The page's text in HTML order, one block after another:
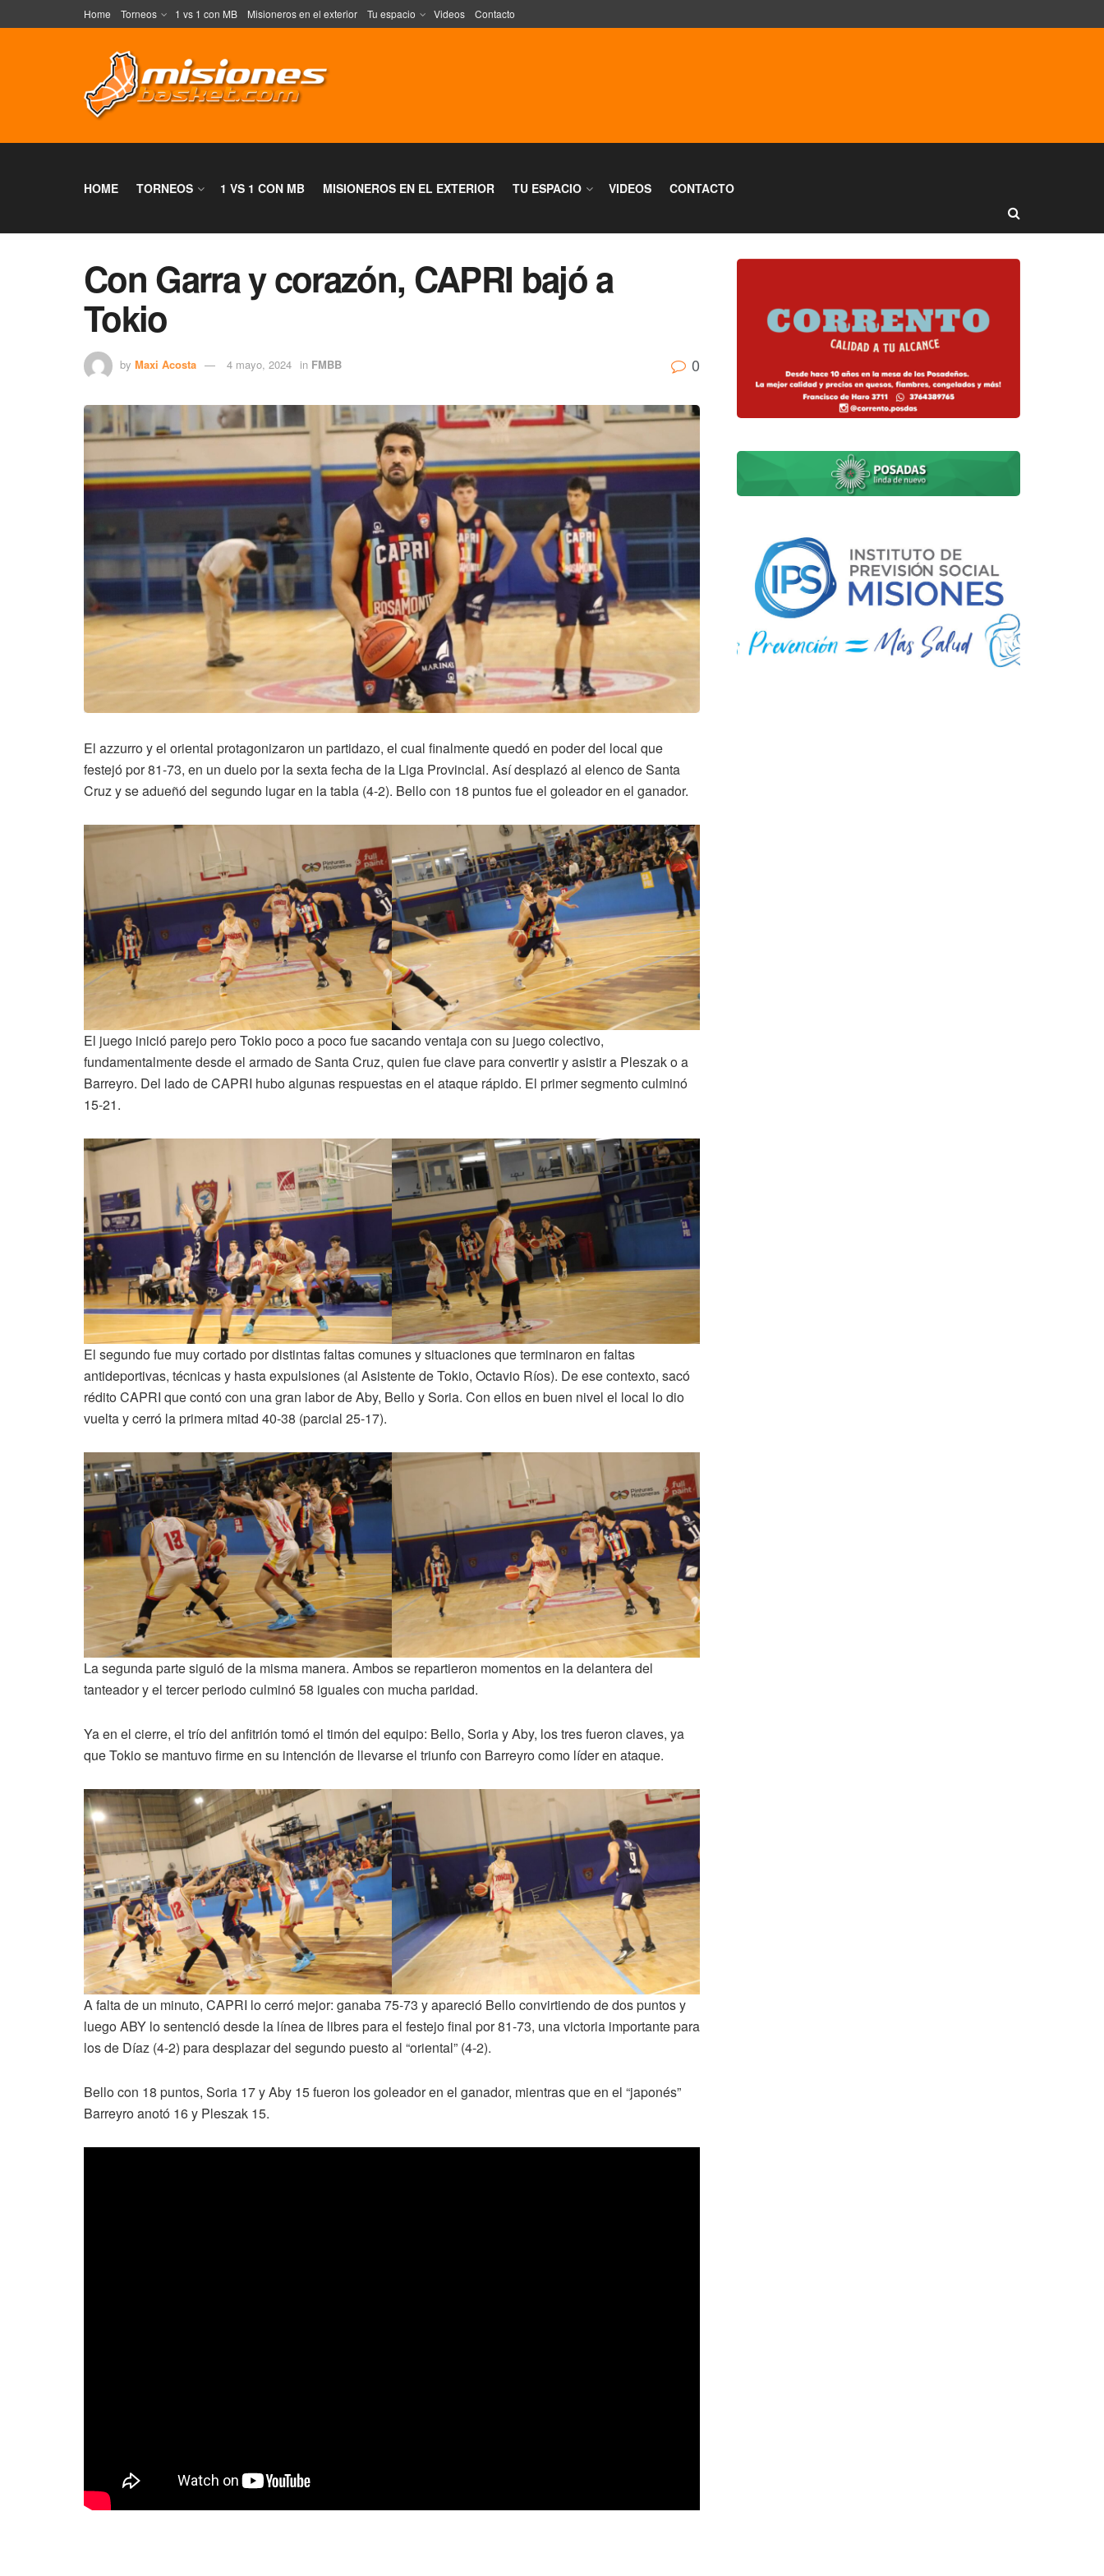
Home Torneos 1 vs 1 con MB Misioneros en el exterior Tu espacio Videos Contacto
HOME TORNEOS 1 VS 1 CON MB MISIONEROS EN EL EXTERIOR TU ESPACIO VIDEOS CONTACTO
Con Garra y corazón, CAPRI bajó a
Tokio
by Maxi Acosta 4 mayo, 2024 in FMBB 0
El azzurro y el oriental protagonizaron un partidazo, el cual finalmente quedó en poder del local que
festejó por 81-73, en un duelo por la sexta fecha de la Liga Provincial. Así desplazó al elenco de Santa
Cruz y se adueñó del segundo lugar en la tabla (4-2). Bello con 18 puntos fue el goleador en el ganador.
El juego inició parejo pero Tokio poco a poco fue sacando ventaja con su juego colectivo,
fundamentalmente desde el armado de Santa Cruz, quien fue clave para convertir y asistir a Pleszak o a
Barreyro. Del lado de CAPRI hubo algunas respuestas en el ataque rápido. El primer segmento culminó
15-21.
El segundo fue muy cortado por distintas faltas comunes y situaciones que terminaron en faltas
antideportivas, técnicas y hasta expulsiones (al Asistente de Tokio, Octavio Ríos). De ese contexto, sacó
rédito CAPRI que contó con una gran labor de Aby, Bello y Soria. Con ellos en buen nivel el local lo dio
vuelta y cerró la primera mitad 40-38 (parcial 25-17).
La segunda parte siguió de la misma manera. Ambos se repartieron momentos en la delantera del
tanteador y el tercer periodo culminó 58 iguales con mucha paridad.
Ya en el cierre, el trío del anfitrión tomó el timón del equipo: Bello, Soria y Aby, los tres fueron claves, ya
que Tokio se mantuvo firme en su intención de llevarse el triunfo con Barreyro como líder en ataque.
A falta de un minuto, CAPRI lo cerró mejor: ganaba 75-73 y apareció Bello convirtiendo de dos puntos y
luego ABY lo sentenció desde la línea de libres para el festejo final por 81-73, una victoria importante para
los de Díaz (4-2) para desplazar del segundo puesto al “oriental” (4-2).
Bello con 18 puntos, Soria 17 y Aby 15 fueron los goleador en el ganador, mientras que en el “japonés”
Barreyro anotó 16 y Pleszak 15.